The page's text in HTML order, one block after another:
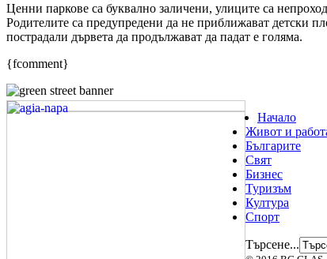
Ценни паркове са буквално заличени, улиците са
Родителите са предупредени да не приближават детски
пострадали дървета да продължават да падат е голяма.
{fcomment}
Начало
Живот и
Българите
Свят
Бизнес
Туризъм
Култура
Спорт
Търсене...